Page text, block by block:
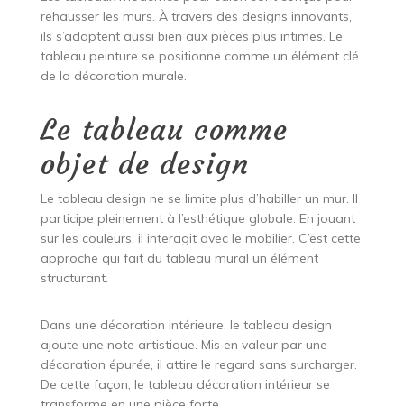
rehausser les murs. À travers des designs innovants,
ils s’adaptent aussi bien aux pièces plus intimes. Le
tableau peinture se positionne comme un élément clé
de la décoration murale.
Le tableau comme
objet de design
Le tableau design ne se limite plus d’habiller un mur. Il
participe pleinement à l’esthétique globale. En jouant
sur les couleurs, il interagit avec le mobilier. C’est cette
approche qui fait du tableau mural un élément
structurant.
Dans une décoration intérieure, le tableau design
ajoute une note artistique. Mis en valeur par une
décoration épurée, il attire le regard sans surcharger.
De cette façon, le tableau décoration intérieur se